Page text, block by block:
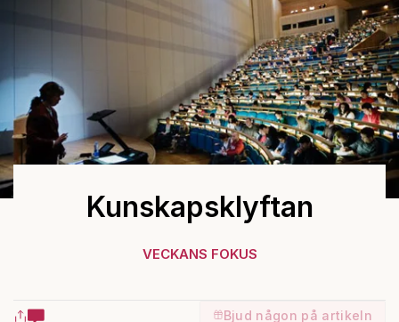
Kunskapsklyftan
VECKANS FOKUS
Bjud någon på artikeln